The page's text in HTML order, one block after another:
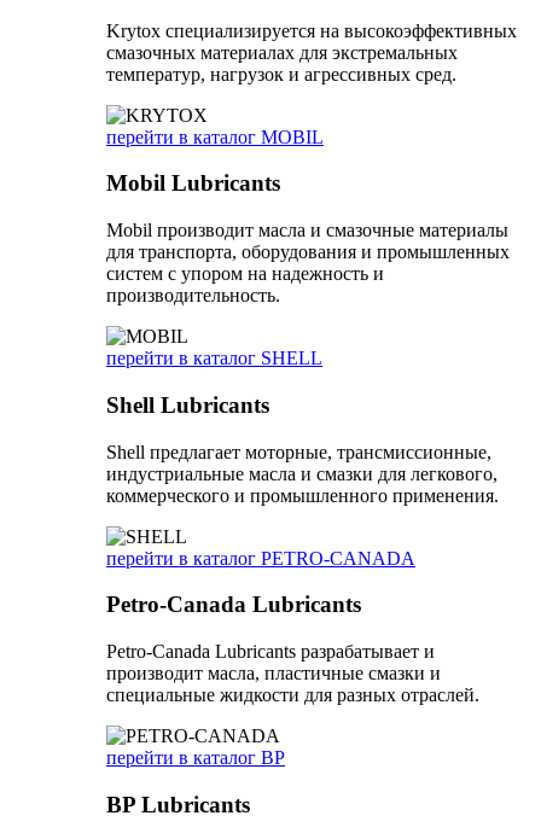
Krytox специализируется на высокоэффективных
смазочных материалах для экстремальных
температур, нагрузок и агрессивных сред.
перейти в каталог MOBIL
Mobil Lubricants
Mobil производит масла и смазочные материалы
для транспорта, оборудования и промышленных
систем с упором на надежность и
производительность.
перейти в каталог SHELL
Shell Lubricants
Shell предлагает моторные, трансмиссионные,
индустриальные масла и смазки для легкового,
коммерческого и промышленного применения.
перейти в каталог PETRO-CANADA
Petro-Canada Lubricants
Petro-Canada Lubricants разрабатывает и
производит масла, пластичные смазки и
специальные жидкости для разных отраслей.
перейти в каталог BP
BP Lubricants